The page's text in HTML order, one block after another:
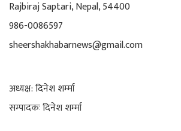
Rajbiraj Saptari, Nepal, 54400
986-0086597
sheershakhabarnews@gmail.com
अध्यक्ष: दिनेश शर्म्मा
सम्पादकः दिनेश शर्म्मा